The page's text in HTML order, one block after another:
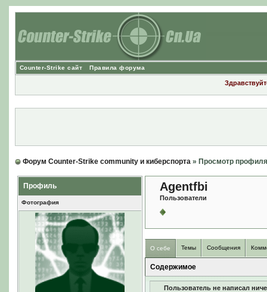
Counter-Strike сайт Правила форума
Форум Counter-Strike community и киберспорта» Просмотр профиля
Профиль
Фотография
Agentfbi
Пользователи
О себе Темы Сообщения
Содержимое
Пользователь не написал